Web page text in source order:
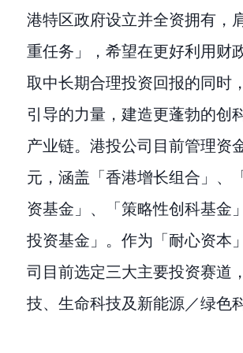
港特区政府设立并全资拥有，
重任务」，希望在更好利用财
取中长期合理投资回报的同时
引导的力量，建造更蓬勃的创
产业链。港投公司目前管理资
元，涵盖「香港增长组合」、
资基金」、「策略性创科基金
投资基金」。作为「耐心资本
司目前选定三大主要投资赛道
技、生命科技及新能源／绿色